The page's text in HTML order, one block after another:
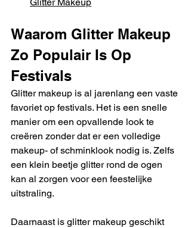
Waarom Glitter Makeup
Zo Populair Is Op
Festivals
Glitter makeup is al jarenlang een vaste
favoriet op festivals. Het is een snelle
manier om een opvallende look te
creëren zonder dat er een volledige
makeup- of schminklook nodig is. Zelfs
een klein beetje glitter rond de ogen
kan al zorgen voor een feestelijke
uitstraling.
Daarnaast is glitter makeup geschikt